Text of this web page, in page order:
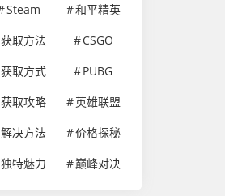
Steam
和平精英
获取方法
CSGO
获取方式
PUBG
获取攻略
英雄联盟
解决方法
价格探秘
独特魅力 巅峰对决